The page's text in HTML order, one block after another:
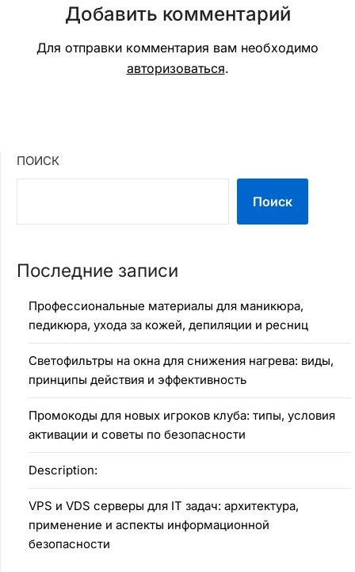
Добавить комментарий
Для отправки комментария вам необходимо
авторизоваться.
ПОИСК
Поиск
Последние записи
Профессиональные материалы для маникюра,
педикюра, ухода за кожей, депиляции и ресниц
Светофильтры на окна для снижения нагрева: виды,
принципы действия и эффективность
Промокоды для новых игроков клуба: типы, условия
активации и советы по безопасности
Description:
VPS и VDS серверы для IT задач: архитектура,
применение и аспекты информационной
безопасности